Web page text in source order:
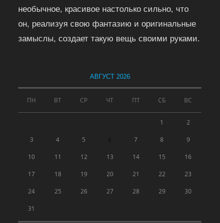
необычное, красивое настолько сильно, что
он, реализуя свою фантазию и оригинальные
замыслы, создает такую вещь своими руками.
АВГУСТ 2026
ПН ВТ СР ЧТ ПТ СБ ВС
1 2
3 4 5 7 8 9
10 11 12 13 14 15 16
17 18 19 20 21 22 23
24 25 26 27 28 29 30
31